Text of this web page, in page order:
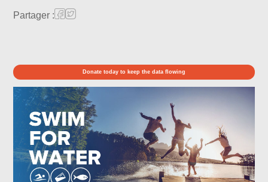
Partager :
Donate today to keep the data flowing